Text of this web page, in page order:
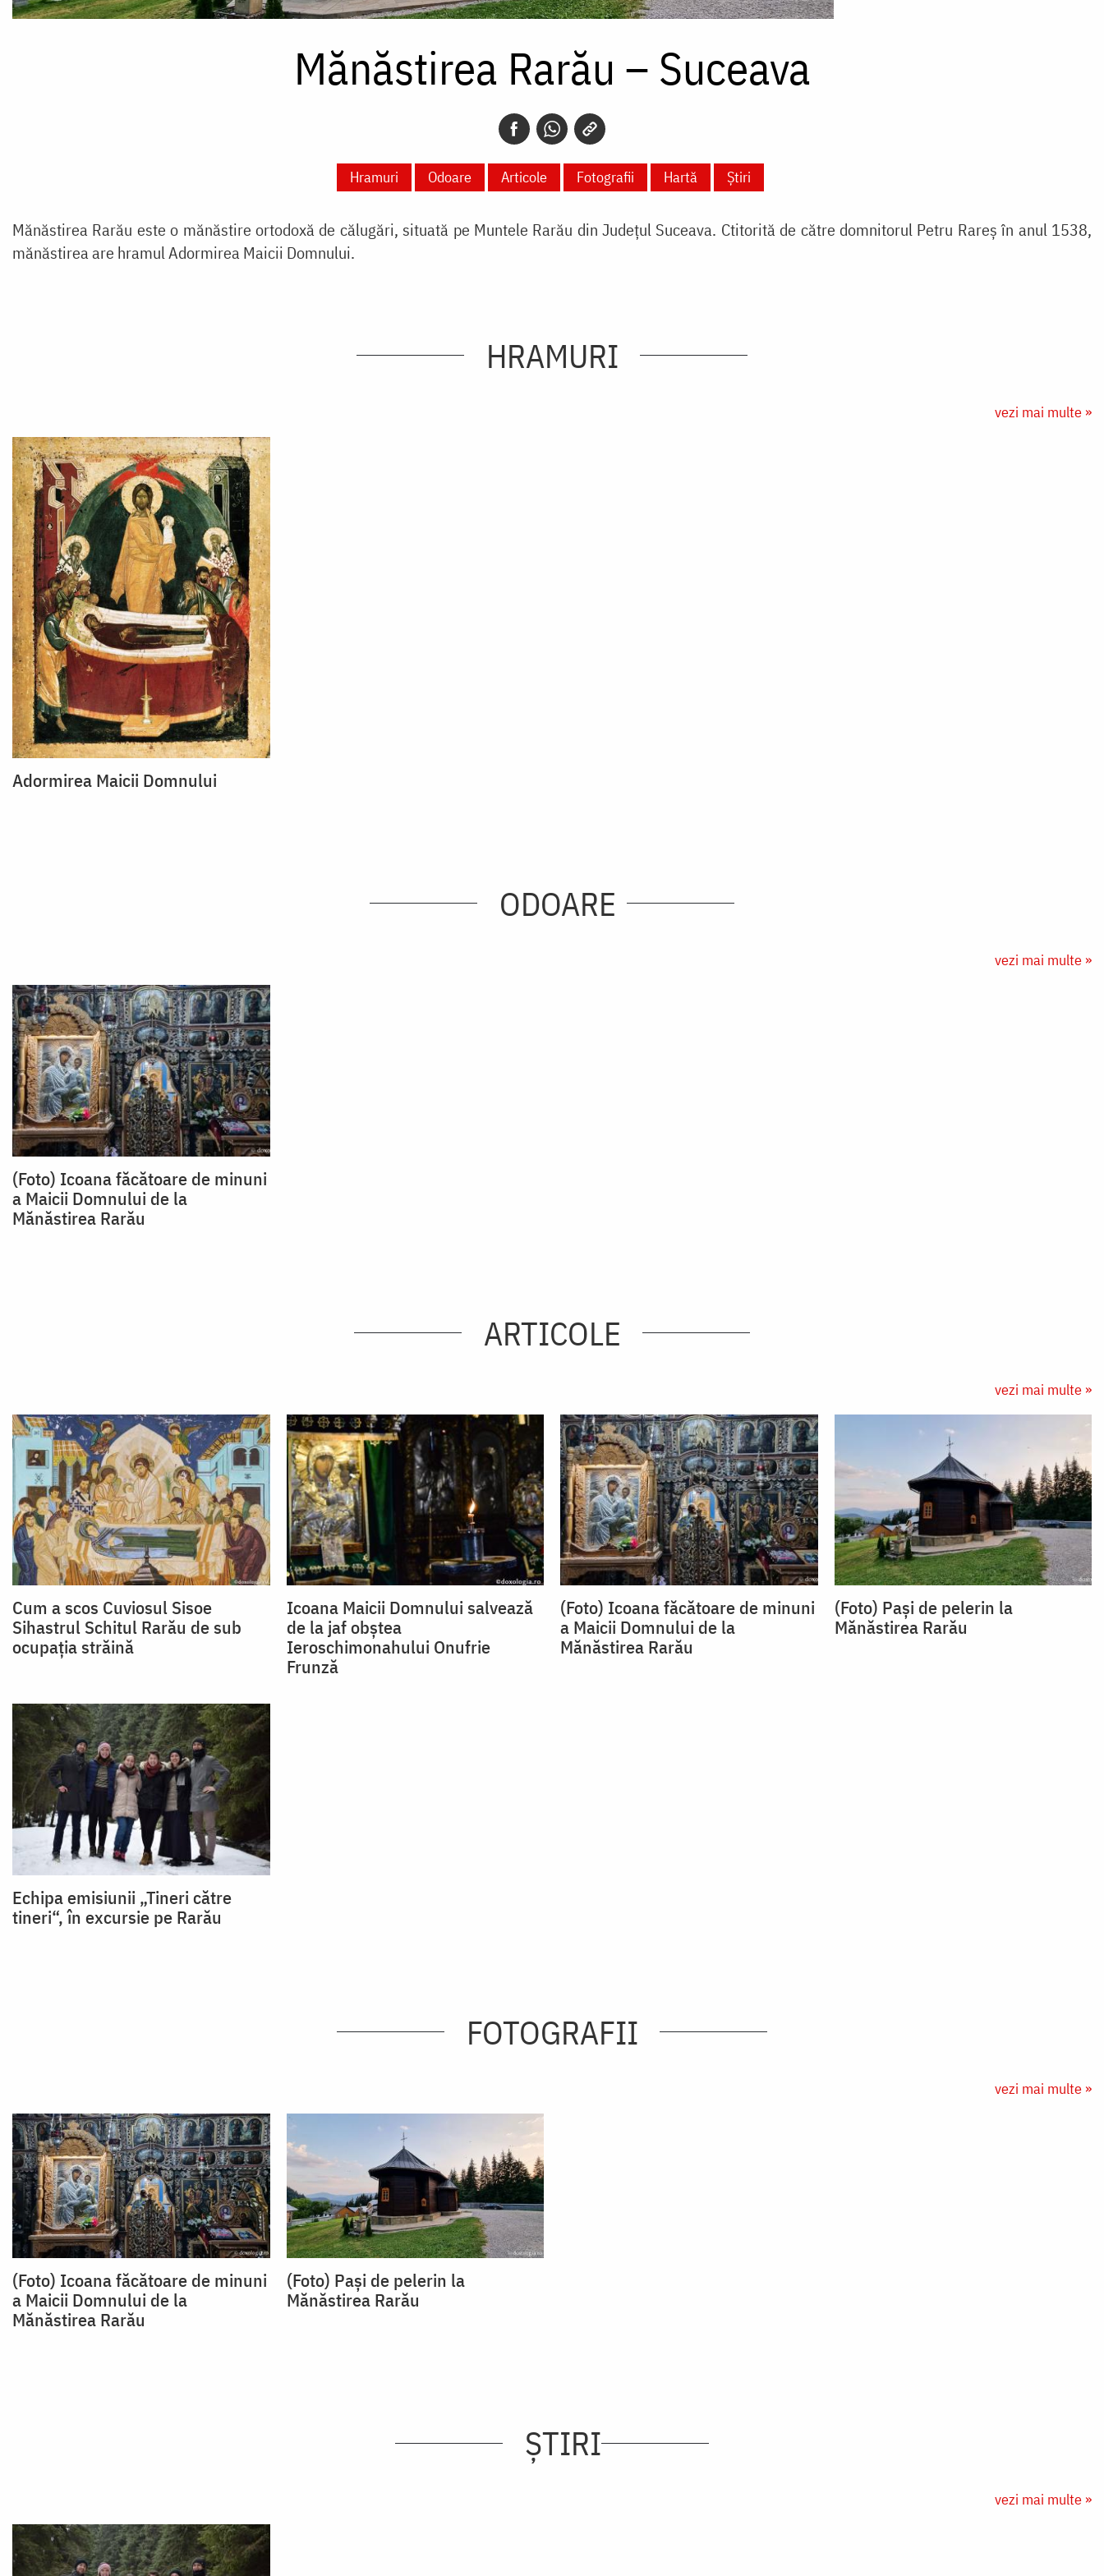
Mănăstirea Rarău – Suceava
Hramuri Odoare Articole Fotografii Hartă Știri
Mănăstirea Rarău este o mănăstire ortodoxă de călugări, situată pe Muntele Rarău din Județul Suceava. Ctitorită de către domnitorul Petru Rareș în anul 1538,
mănăstirea are hramul Adormirea Maicii Domnului.
HRAMURI
vezi mai multe »
Adormirea Maicii Domnului
ODOARE
vezi mai multe »
(Foto) Icoana făcătoare de minuni
a Maicii Domnului de la
Mănăstirea Rarău
ARTICOLE
vezi mai multe »
Cum a scos Cuviosul Sisoe
Sihastrul Schitul Rarău de sub
ocupația străină
Icoana Maicii Domnului salvează
de la jaf obștea
Ieroschimonahului Onufrie
Frunză
(Foto) Icoana făcătoare de minuni
a Maicii Domnului de la
Mănăstirea Rarău
(Foto) Pași de pelerin la
Mănăstirea Rarău
Echipa emisiunii „Tineri către
tineri“, în excursie pe Rarău
FOTOGRAFII
vezi mai multe »
(Foto) Icoana făcătoare de minuni
a Maicii Domnului de la
Mănăstirea Rarău
(Foto) Pași de pelerin la
Mănăstirea Rarău
ȘTIRI
vezi mai multe »